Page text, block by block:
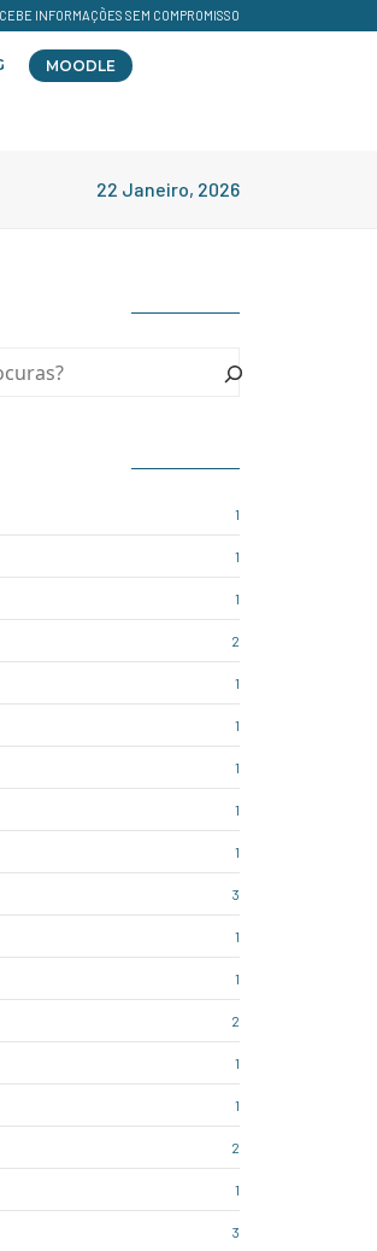
INFORMAÇÕES SEM COMPROMISSO
MOODLE
22 Janeiro, 2026
1
1
1
2
1
1
1
1
1
3
1
1
2
1
1
2
1
3